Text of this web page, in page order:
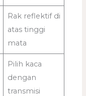
Rak reflektif di
atas tinggi
mata
Pilih kaca
dengan
transmisi